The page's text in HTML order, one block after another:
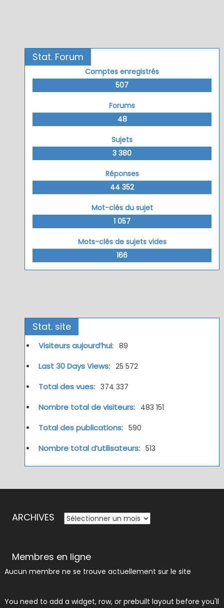
Stat. Forum
Comptes enregistrés
507
Forums
48
Sujets
3 380
Réponses
44 352
Mot-clés du sujet
1 057
Mots-clés de sujets vides
166
Stat. site
Visiteurs aujourd’hui: 89
Last 30 Days Views: 25 572
Total des vues: 374 337
Nombre total de visiteurs: 483 151
Total des publications: 590
Nombre total d’utilisateurs: 513
ARCHIVES ARCHIVES
Membres en ligne
Aucun membre ne se trouve actuellement sur le site
You need to add a widget, row, or prebuilt layout before you'll